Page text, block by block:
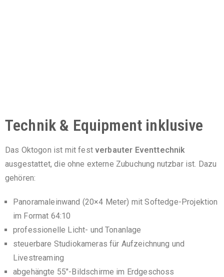
Technik & Equipment inklusive
Das Oktogon ist mit fest verbauter Eventtechnik
ausgestattet, die ohne externe Zubuchung nutzbar ist. Dazu
gehören:
Panoramaleinwand (20×4 Meter) mit Softedge-Projektion
im Format 64:10
professionelle Licht- und Tonanlage
steuerbare Studiokameras für Aufzeichnung und
Livestreaming
abgehängte 55″-Bildschirme im Erdgeschoss